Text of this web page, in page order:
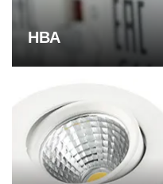
НВА